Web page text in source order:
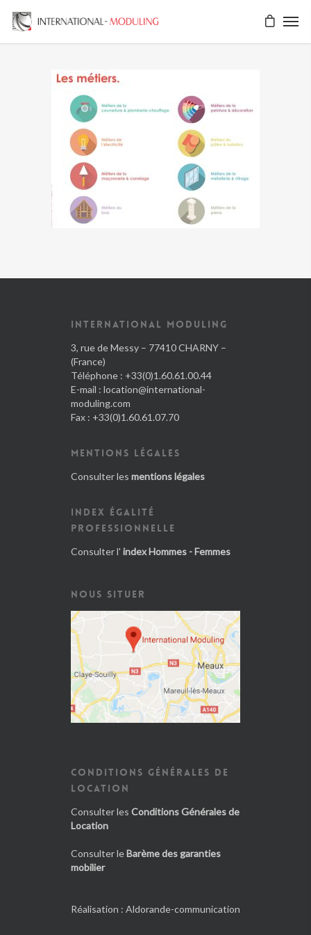
INTERNATIONAL MODULING
3, rue de Messy – 77410 CHARNY –
(France)
Téléphone : +33(0)1.60.61.00.44
E-mail : location@international-
moduling.com
Fax : +33(0)1.60.61.07.70
MENTIONS LÉGALES
Consulter les mentions légales
INDEX ÉGALITÉ
PROFESSIONNELLE
Consulter l' index Hommes - Femmes
NOUS SITUER
CONDITIONS GÉNÉRALES DE
LOCATION
Consulter les Conditions Générales de
Location
Consulter le Barème des garanties
mobilier
Réalisation : Aldorande-communication